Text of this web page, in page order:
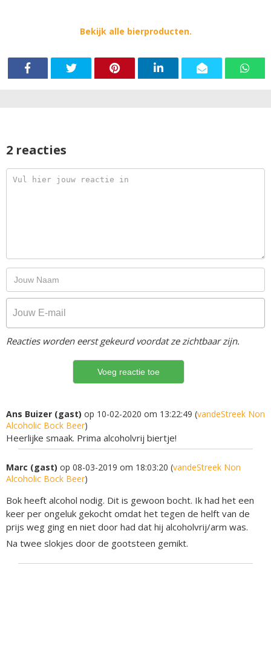
Bekijk alle bierproducten.
2 reacties
Reacties worden eerst gekeurd voordat ze zichtbaar zijn.
Ans Buizer (gast) op 10-02-2020 om 13:22:49 (vandeStreek Non
Alcoholic Bock Beer)
Heerlijke smaak. Prima alcoholvrij biertje!
Marc (gast) op 08-03-2019 om 18:03:20 (vandeStreek Non
Alcoholic Bock Beer)
Bok heeft alcohol nodig. Dit is gewoon bocht. Ik had het een
keer per ongeluk gekocht omdat het tegen de helft van de
prijs weg ging en niet door had dat hij alcoholvrij/arm was.
Na twee slokjes door de gootsteen gemikt.